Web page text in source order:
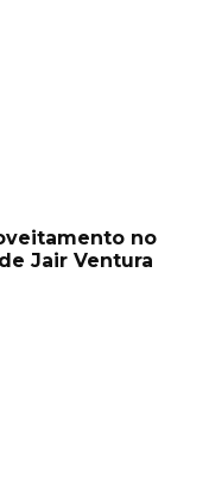
no
Jair Ventura